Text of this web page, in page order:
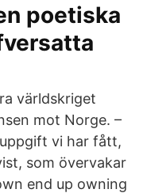
poetiska
världskriget
mot Norge. –
vi har fått,
som övervakar
end up owning